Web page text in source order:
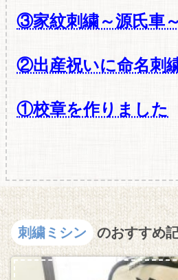
③家紋刺繍～源氏車～
②出産祝いに命名刺
①校章を作りました
刺繍ミシン のおすすめ